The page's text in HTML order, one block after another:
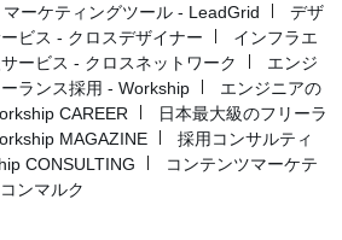
ーケティングツール - LeadGrid
デザ
ビス - クロスデザイナー
インフラエ
ービス - クロスネットワーク
エンジ
ランス採用 - Workship
エンジニアの
CAREER
日本最大級のフリーラ
MAGAZINE
採用コンサルティ
CONSULTING
コンテンツマーケテ
ンマルク